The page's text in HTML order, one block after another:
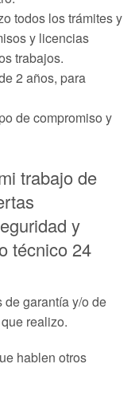
todos los trámites y
y licencias
trabajos.
2 años, para
de compromiso y
trabajo de
y
técnico 24
garantía y/o de
realizo.
hablen otros